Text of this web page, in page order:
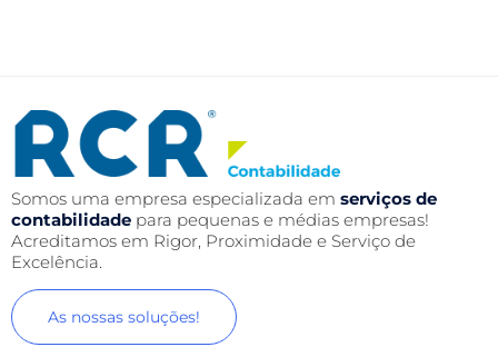
Somos uma empresa especializada em serviços de
contabilidade para pequenas e médias empresas!
Acreditamos em Rigor, Proximidade e Serviço de
Excelência.
As nossas soluções!